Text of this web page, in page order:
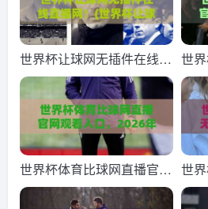
世界杯让球网无插件在线直
播网！(世界杯让球网) 2026
观赛新姿势：无插件流畅体
验
世
观
赛
网
世界杯体育比球网直播官网
观看入口，2026年观赛新
世
件